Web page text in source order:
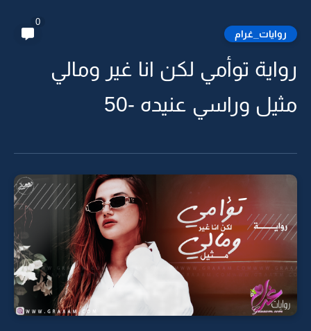
روايات_غرام
0
رواية توأمي لكن انا غير ومالي
مثيل وراسي عنيده -50